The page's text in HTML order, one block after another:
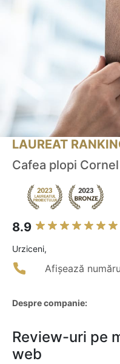
LAUREAT
Cafea plopi
8.9
Urziceni,
Afișează
Despre companie:
Review-uri pe
web